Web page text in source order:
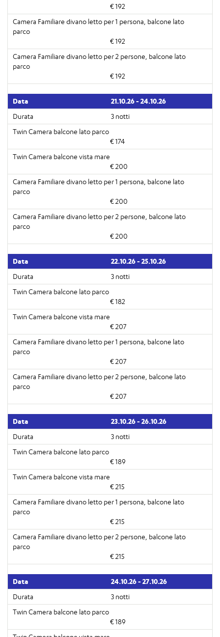
€ 192
€ 192
€ 192
21.10.26 - 24.10.26
3 notti
€ 174
€ 200
€ 200
€ 200
22.10.26 - 25.10.26
3 notti
€ 182
€ 207
€ 207
€ 207
23.10.26 - 26.10.26
3 notti
€ 189
€ 215
€ 215
€ 215
24.10.26 - 27.10.26
3 notti
€ 189